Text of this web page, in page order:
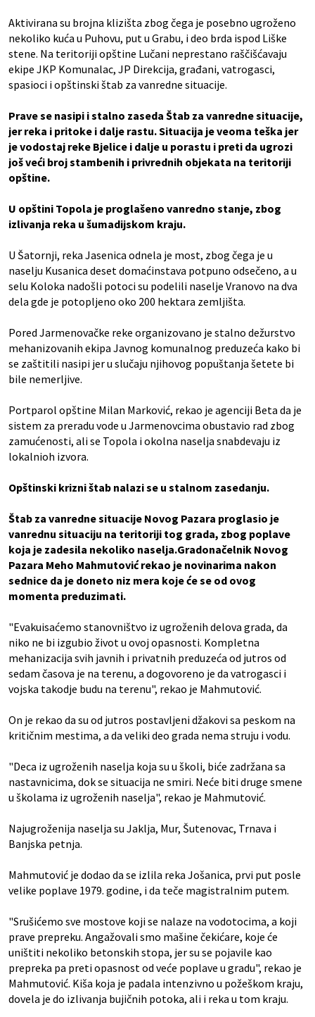
Aktivirana su brojna klizišta zbog čega je posebno ugroženo
nekoliko kuća u Puhovu, put u Grabu, i deo brda ispod Liške
stene. Na teritoriji opštine Lučani neprestano raščišćavaju
ekipe JKP Komunalac, JP Direkcija, građani, vatrogasci,
spasioci i opštinski štab za vanredne situacije.
Prave se nasipi i stalno zaseda Štab za vanredne situacije,
jer reka i pritoke i dalje rastu. Situacija je veoma teška jer
je vodostaj reke Bjelice i dalje u porastu i preti da ugrozi
još veći broj stambenih i privrednih objekata na teritoriji
opštine.
U opštini Topola je proglašeno vanredno stanje, zbog
izlivanja reka u šumadijskom kraju.
U Šatornji, reka Jasenica odnela je most, zbog čega je u
naselju Kusanica deset domaćinstava potpuno odsečeno, a u
selu Koloka nadošli potoci su podelili naselje Vranovo na dva
dela gde je potopljeno oko 200 hektara zemljišta.
Pored Jarmenovačke reke organizovano je stalno dežurstvo
mehanizovanih ekipa Javnog komunalnog preduzeća kako bi
se zaštitili nasipi jer u slučaju njihovog popuštanja šetete bi
bile nemerljive.
Portparol opštine Milan Marković, rekao je agenciji Beta da je
sistem za preradu vode u Jarmenovcima obustavio rad zbog
zamućenosti, ali se Topola i okolna naselja snabdevaju iz
lokalnioh izvora.
Opštinski krizni štab nalazi se u stalnom zasedanju.
Štab za vanredne situacije Novog Pazara proglasio je
vanrednu situaciju na teritoriji tog grada, zbog poplave
koja je zadesila nekoliko naselja.Gradonačelnik Novog
Pazara Meho Mahmutović rekao je novinarima nakon
sednice da je doneto niz mera koje će se od ovog
momenta preduzimati.
"Evakuisaćemo stanovništvo iz ugroženih delova grada, da
niko ne bi izgubio život u ovoj opasnosti. Kompletna
mehanizacija svih javnih i privatnih preduzeća od jutros od
sedam časova je na terenu, a dogovoreno je da vatrogasci i
vojska takodje budu na terenu", rekao je Mahmutović.
On je rekao da su od jutros postavljeni džakovi sa peskom na
kritičnim mestima, a da veliki deo grada nema struju i vodu.
"Deca iz ugroženih naselja koja su u školi, biće zadržana sa
nastavnicima, dok se situacija ne smiri. Neće biti druge smene
u školama iz ugroženih naselja", rekao je Mahmutović.
Najugroženija naselja su Jaklja, Mur, Šutenovac, Trnava i
Banjska petnja.
Mahmutović je dodao da se izlila reka Jošanica, prvi put posle
velike poplave 1979. godine, i da teče magistralnim putem.
"Srušićemo sve mostove koji se nalaze na vodotocima, a koji
prave prepreku. Angažovali smo mašine čekićare, koje će
uništiti nekoliko betonskih stopa, jer su se pojavile kao
prepreka pa preti opasnost od veće poplave u gradu", rekao je
Mahmutović. Kiša koja je padala intenzivno u požeškom kraju,
dovela je do izlivanja bujičnih potoka, ali i reka u tom kraju.